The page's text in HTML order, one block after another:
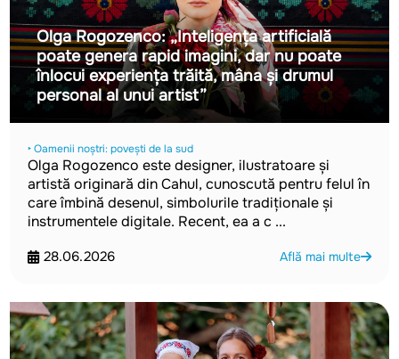
Olga Rogozenco: „Inteligența artificială
poate genera rapid imagini, dar nu poate
înlocui experiența trăită, mâna și drumul
personal al unui artist”
‣ Oamenii noștri: povești de la sud
Olga Rogozenco este designer, ilustratoare și
artistă originară din Cahul, cunoscută pentru felul în
care îmbină desenul, simbolurile tradiționale și
instrumentele digitale. Recent, ea a c ...
28.06.2026 Află mai multe